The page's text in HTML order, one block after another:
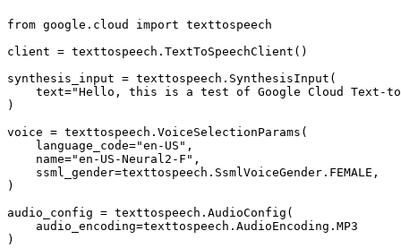
from google.cloud import texttospeech
client = texttospeech.TextToSpeechClient()
synthesis_input = texttospeech.SynthesisInput(
text="Hello, this is a test of Google Cloud Text-
)
voice = texttospeech.VoiceSelectionParams(
    language_code="en-US",
    name="en-US-Neural2-F",
    ssml_gender=texttospeech.SsmlVoiceGender.FEMALE,
)
audio_config = texttospeech.AudioConfig(
    audio_encoding=texttospeech.AudioEncoding.MP3
)